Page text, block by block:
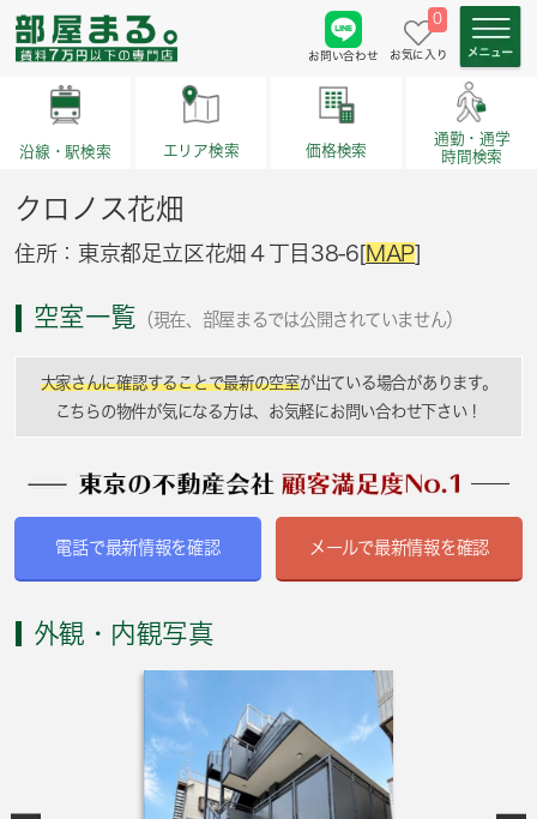
お問い合わせ
0
お気に入り
沿線・駅検索 エリア検索 価格検索
通勤・通学
時間検索
クロノス花畑
住所：東京都足立区花畑４丁目38-6[MAP]
空室一覧 （現在、部屋まるでは公開されていません）
大家さんに確認することで最新の空室が出ている場合があります。
こちらの物件が気になる方は、お気軽にお問い合わせ下さい！
電話で最新情報を確認 メールで最新情報を確認
外観・内観写真